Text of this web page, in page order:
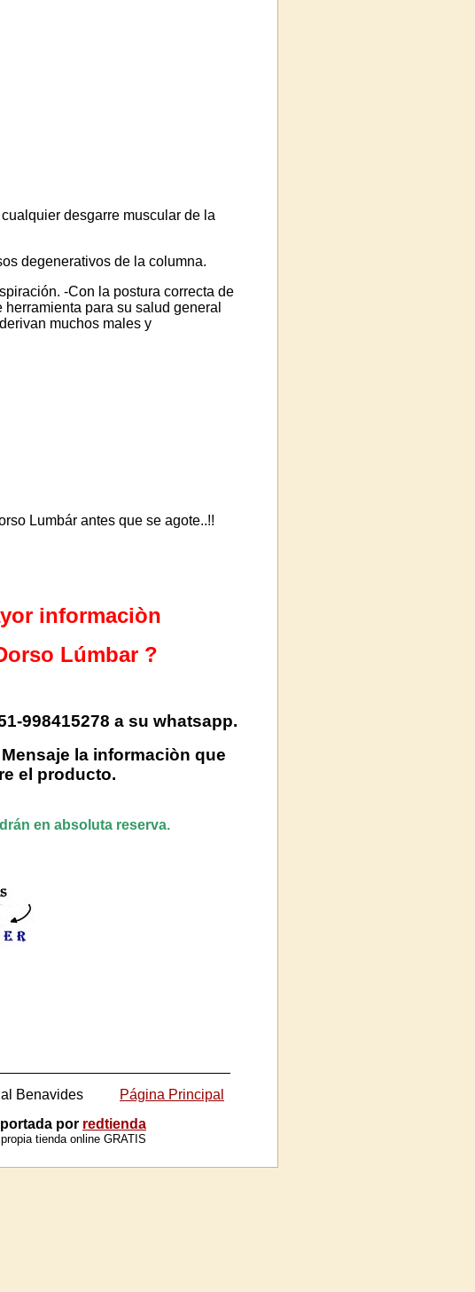
desgarre muscular de la
degenerativos de la columna.
-Con la postura correcta de
para su salud general
muchos males y
Lumbár antes que se agote..!!
informaciòn
Lúmbar?
998415278 a su whatsapp.
la informaciòn que
el producto.
en absoluta reserva.
Benavides
Página Principal
por redtienda
tienda online GRATIS